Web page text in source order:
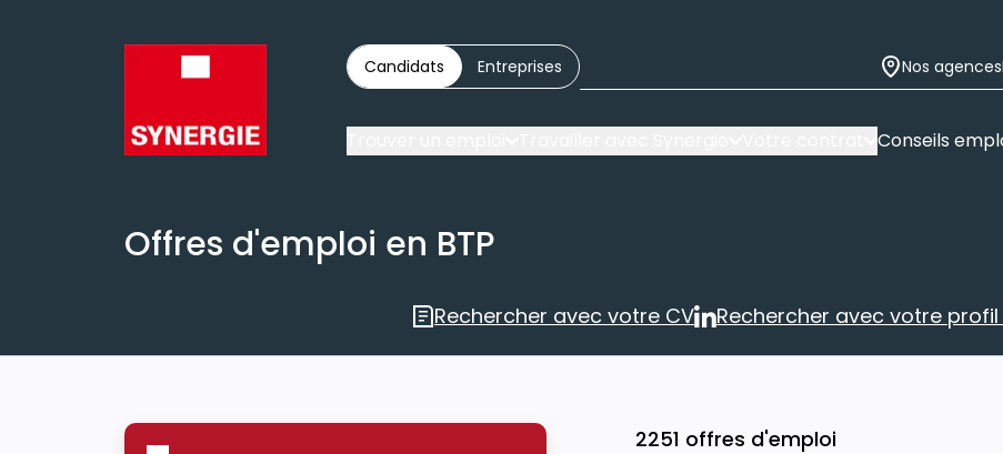
Candidats Entreprises Nos agences
Conseils
Offres d'emploi en BTP
Rechercher avec votre CV
Rechercher avec votre CV
Rechercher
Rechercher avec votre profil
2251 offres d'emploi